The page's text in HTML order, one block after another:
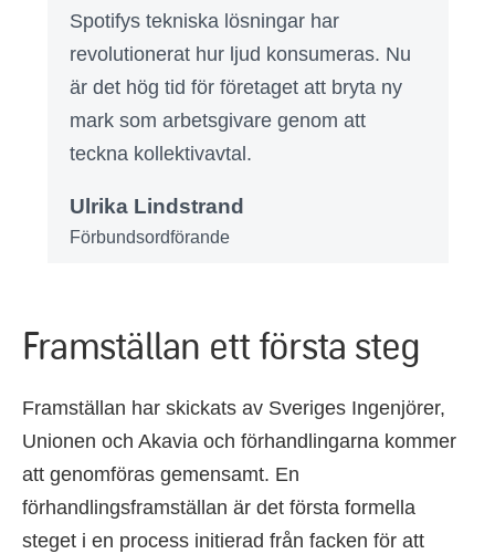
Spotifys tekniska lösningar har
revolutionerat hur ljud konsumeras. Nu
är det hög tid för företaget att bryta ny
mark som arbetsgivare genom att
teckna kollektivavtal.
Ulrika Lindstrand
Förbundsordförande
Framställan ett första steg
Framställan har skickats av Sveriges Ingenjörer,
Unionen och Akavia och förhandlingarna kommer
att genomföras gemensamt. En
förhandlingsframställan är det första formella
steget i en process initierad från facken för att